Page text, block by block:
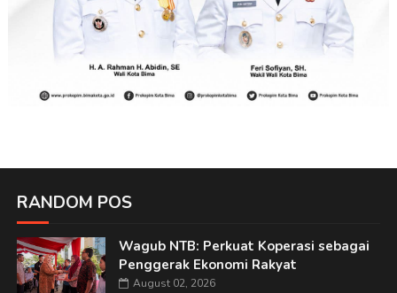
RANDOM POS
Wagub NTB: Perkuat Koperasi sebagai
Penggerak Ekonomi Rakyat
August 02, 2026